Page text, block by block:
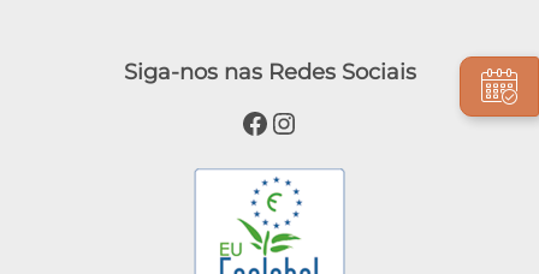
Siga-nos nas Redes Sociais
Facebook
Instagram